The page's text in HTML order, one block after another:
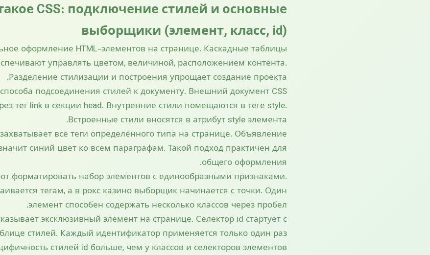
CSS: подключение стилей и основные
выборщики (элемент, класс, id)
оформление HTML-элементов на странице. Каскадные таблицы
управлять цветом, величиной, расположением контента.
Разделение стилизации и построения упрощает создание проекта.
подсоединения стилей к документу. Внешний документ CSS
тег link в секции head. Внутренние стили помещаются в теге style.
Встроенные стили вносятся в атрибут style элемента.
все теги определённого типа на странице. Объявление
синий цвет ко всем параграфам. Такой подход практичен для
общего оформления.
форматировать набор элементов с единообразными признаками.
тегам, а в рокс казино выборщик начинается с точки. Один
элемент способен содержать несколько классов через пробел.
эксклюзивный элемент на странице. Селектор id стартует с
стилей. Каждый идентификатор применяется только один раз
стилей id больше, чем у классов и селекторов элементов.